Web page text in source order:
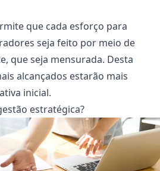
que cada esforço para
seja feito por meio de
que seja mensurada. Desta
alcançados estarão mais
inicial.
estratégica?